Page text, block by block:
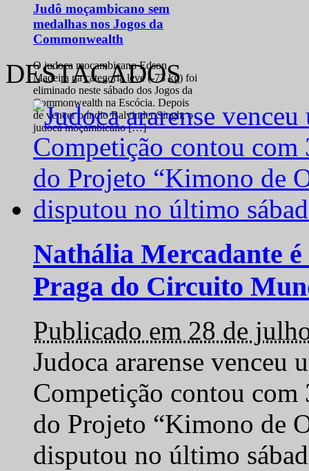
Judô moçambicano sem
medalhas nos Jogos da
Commonwealth
O judoca moçambicano Edson
Madeira na categoria leve (-73 kg) foi
eliminado neste sábado dos Jogos da
Commonwealth na Escócia. Depois
de vencer o índio Balvinder Singh, o
judoca moçambicano […]
DESTACADOS
Nathália Mercadante
Praga do Circuito
Publicado em 28 de
Judoca ararense venceu
Competição contou com
do Projeto “Kimono de
disputou no último